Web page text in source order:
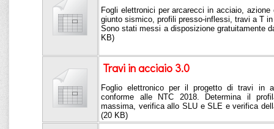
Fogli elettronici per arcarecci in acciaio,
giunto sismico, profili presso-inflessi, travi a T
Sono stati messi a disposizione gratuitamente
KB)
Travi in acciaio 3.0
Foglio elettronico per il progetto di travi in
conforme alle NTC 2018. Determina il
massima, verifica allo SLU e SLE e verifica
(20 KB)